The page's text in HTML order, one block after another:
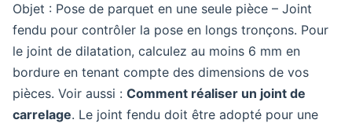
Objet : Pose de parquet en une seule pièce – Joint
fendu pour contrôler la pose en longs tronçons. Pour
le joint de dilatation, calculez au moins 6 mm en
bordure en tenant compte des dimensions de vos
pièces. Voir aussi : Comment réaliser un joint de
carrelage. Le joint fendu doit être adopté pour une